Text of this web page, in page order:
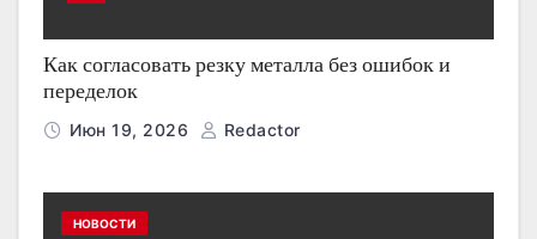
Как согласовать резку металла без ошибок и
переделок
Июн 19, 2026 Redactor
НОВОСТИ